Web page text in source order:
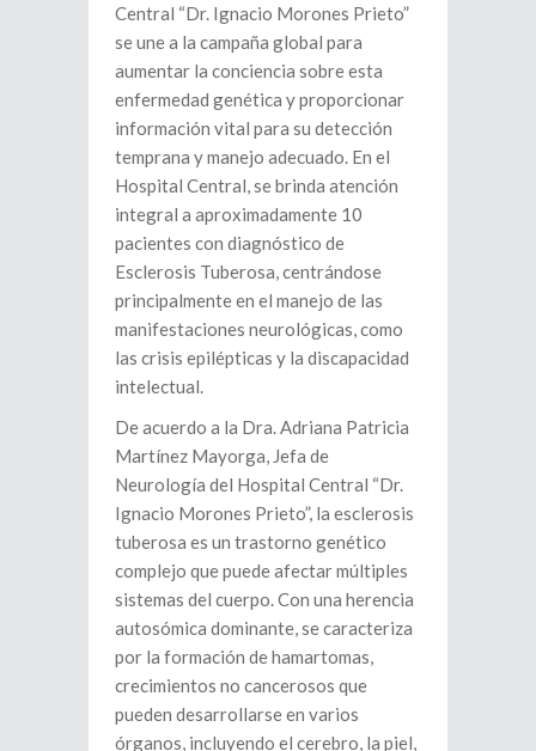
Central “Dr. Ignacio Morones Prieto”
se une a la campaña global para
aumentar la conciencia sobre esta
enfermedad genética y proporcionar
información vital para su detección
temprana y manejo adecuado. En el
Hospital Central, se brinda atención
integral a aproximadamente 10
pacientes con diagnóstico de
Esclerosis Tuberosa, centrándose
principalmente en el manejo de las
manifestaciones neurológicas, como
las crisis epilépticas y la discapacidad
intelectual.
De acuerdo a la Dra. Adriana Patricia
Martínez Mayorga, Jefa de
Neurología del Hospital Central “Dr.
Ignacio Morones Prieto”, la esclerosis
tuberosa es un trastorno genético
complejo que puede afectar múltiples
sistemas del cuerpo. Con una herencia
autosómica dominante, se caracteriza
por la formación de hamartomas,
crecimientos no cancerosos que
pueden desarrollarse en varios
órganos, incluyendo el cerebro, la piel,